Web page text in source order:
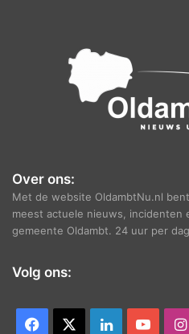
Over ons:
Met de website OldambtNu.nl
meest actuele nieuws, incidenten
gemeente Oldambt. 24 uur per
Volg ons:
Facebook LinkedIn